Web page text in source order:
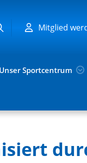
Mitglied
Unser Sportcentrum